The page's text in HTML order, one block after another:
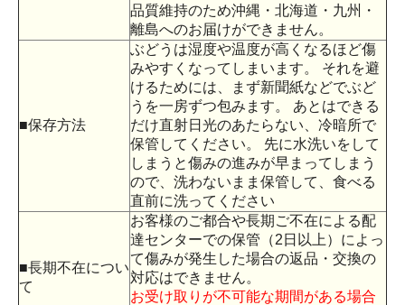
品質維持のため沖縄・北海道・九州・
離島へのお届けができません。
■保存方法
ぶどうは湿度や温度が高くなるほど傷
みやすくなってしまいます。 それを避
けるためには、まず新聞紙などでぶど
うを一房ずつ包みます。 あとはできる
だけ直射日光のあたらない、冷暗所で
保管してください。 先に水洗いをして
しまうと傷みの進みが早まってしまう
ので、洗わないまま保管して、食べる
直前に洗ってください
■長期不在につい
て
お客様のご都合や長期ご不在による配
達センターでの保管（2日以上）によっ
て傷みが発生した場合の返品・交換の
対応はできません。
お受け取りが不可能な期間がある場合